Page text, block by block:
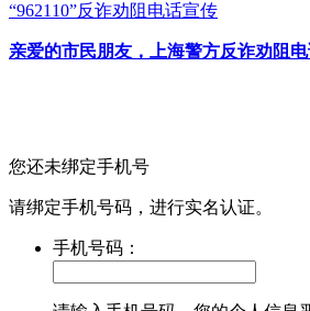
“962110”反诈劝阻电话宣传
亲爱的市民朋友，上海警方反诈劝阻
您还未绑定手机号
请绑定手机号码，进行实名认证。
手机号码：